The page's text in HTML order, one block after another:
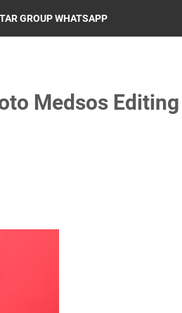
GROUP WHATSAPP
Medsos Editing